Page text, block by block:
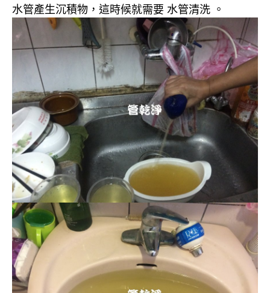
水管產生沉積物，這時候就需要 水管清洗 。